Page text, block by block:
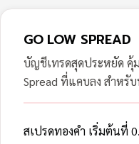
GO LOW SPREAD
บัญชีเทรดสุดประหยัด คุ้
Spread ที่แคบลง สำหรั
สเปรดทองคำ เริ่มต้นที่